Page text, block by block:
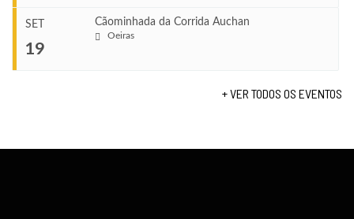
Ago 23, 2026
VENUE
Set 11, 2026
SET
19
Cãominhada da Corrida Auchan
Oeiras
+ VER TODOS OS EVENTOS